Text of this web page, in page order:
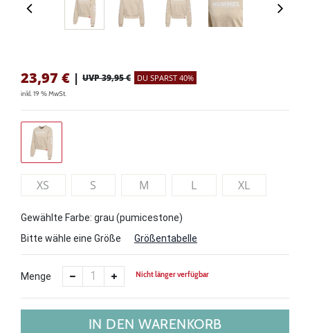
23,97 € | UVP 39,95 € DU SPARST 40%
inkl. 19 % MwSt.
XS S M L XL
Gewählte Farbe: grau (pumicestone)
Bitte wähle eine Größe
Größentabelle
Menge Nicht länger verfügbar
IN DEN WARENKORB